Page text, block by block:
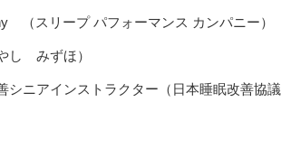
（スリープ パフォーマンス カンパニー）
し みずほ）
シニアインストラクター（日本睡眠改善協議